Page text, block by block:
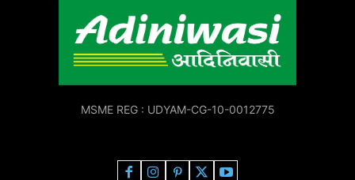
MSME REG : UDYAM-CG-10-0012775